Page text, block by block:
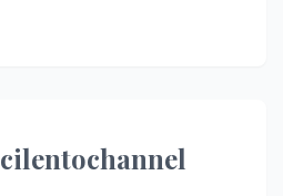
cilentochannel